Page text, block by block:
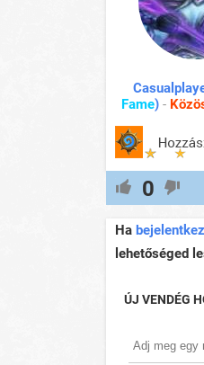
Fame)-
0
Ha
lehetőséged
ÚJ VENDÉG